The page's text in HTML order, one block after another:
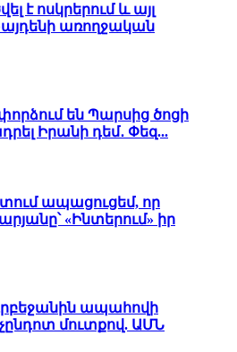
է ոսկրերում և այլ
առողջական
են Պարսից ծոցի
Իրանի դեմ․ Փեզ...
ապացուցեմ, որ
«Ինտերում» իր
ապահովի
մուտքով. ԱՄՆ